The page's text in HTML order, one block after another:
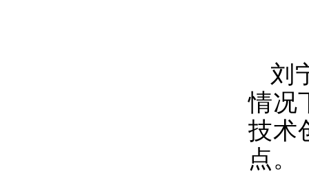
刘
情况
技术
点。